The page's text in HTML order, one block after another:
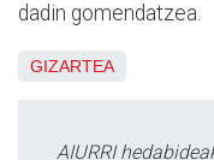
dadin gomendatzea.
GIZARTEA
AIURRI